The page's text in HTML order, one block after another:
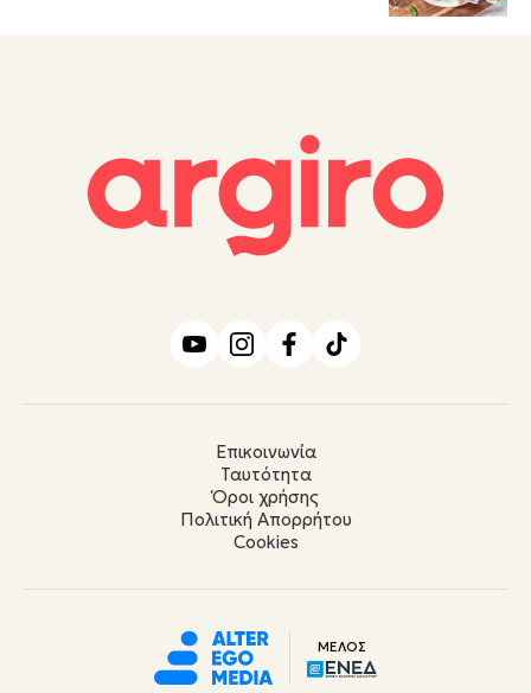
Επικοινωνία
Ταυτότητα
Όροι χρήσης
Πολιτική Απορρήτου
Cookies
ΜΕΛΟΣ